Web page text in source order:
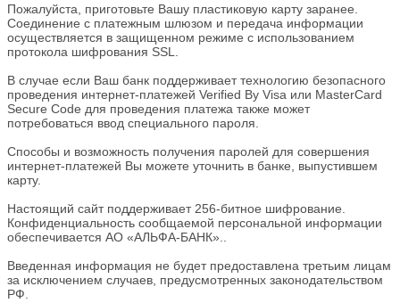
Пожалуйста, приготовьте Вашу пластиковую карту заранее.
Соединение с платежным шлюзом и передача информации
осуществляется в защищенном режиме с использованием
протокола шифрования SSL.
В случае если Ваш банк поддерживает технологию безопасного
проведения интернет-платежей Verified By Visa или MasterCard
Secure Code для проведения платежа также может
потребоваться ввод специального пароля.
Способы и возможность получения паролей для совершения
интернет-платежей Вы можете уточнить в банке, выпустившем
карту.
Настоящий сайт поддерживает 256-битное шифрование.
Конфиденциальность сообщаемой персональной информации
обеспечивается АО «АЛЬФА-БАНК»..
Введенная информация не будет предоставлена третьим лицам
за исключением случаев, предусмотренных законодательством
РФ.